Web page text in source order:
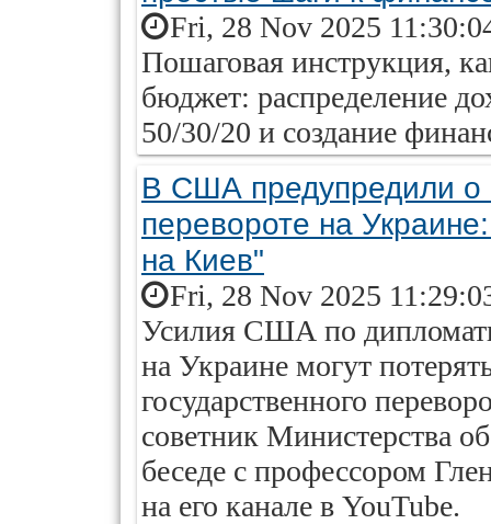
Fri, 28 Nov 2025
Пошаговая инструкция,
бюджет: распределение
50/30/20 и создание
В США предупредили о
перевороте на
на Киев"
Fri, 28 Nov 2025
Усилия США по
на Украине могут
государственного
советник Министерства
беседе с профессором
на его канале в YouTube.